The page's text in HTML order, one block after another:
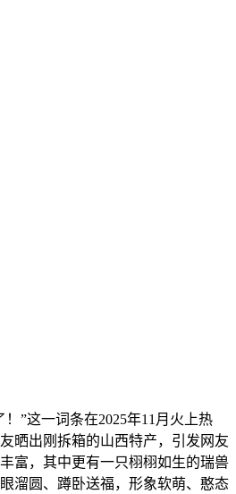
”这一词条在2025年11月火上热
晒出刚拆箱的山西特产，引发网友
富，其中更有一只栩栩如生的瑞兽
溜圆、蹲卧送福，形象软萌、憨态